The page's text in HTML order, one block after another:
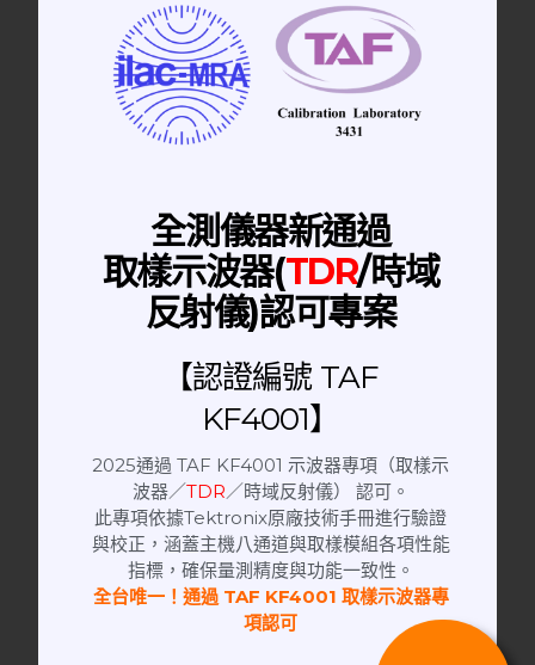
Network Analyzer | 網路分析儀
全測儀器新通過
取樣示波器(TDR/時域
反射儀)認可專案
【認證編號 TAF
KF4001】
2025通過 TAF KF4001 示波器專項（取樣示
波器／TDR／時域反射儀） 認可。
此專項依據Tektronix原廠技術手冊進行驗證
與校正，涵蓋主機八通道與取樣模組各項性能
指標，確保量測精度與功能一致性。
全台唯一！通過 TAF KF4001 取樣示波器專
項認可